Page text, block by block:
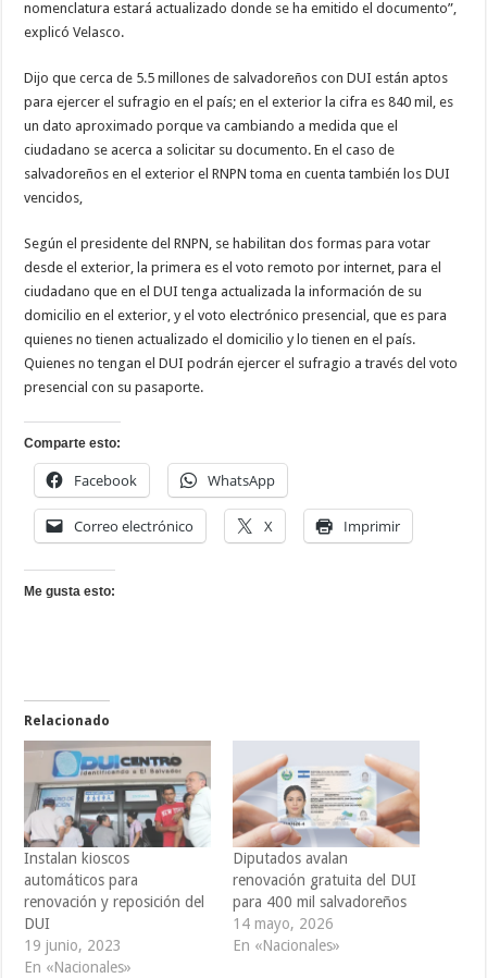
nomenclatura estará actualizado donde se ha emitido el documento”,
explicó Velasco.
Dijo que cerca de 5.5 millones de salvadoreños con DUI están aptos
para ejercer el sufragio en el país; en el exterior la cifra es 840 mil, es
un dato aproximado porque va cambiando a medida que el
ciudadano se acerca a solicitar su documento. En el caso de
salvadoreños en el exterior el RNPN toma en cuenta también los DUI
vencidos,
Según el presidente del RNPN, se habilitan dos formas para votar
desde el exterior, la primera es el voto remoto por internet, para el
ciudadano que en el DUI tenga actualizada la información de su
domicilio en el exterior, y el voto electrónico presencial, que es para
quienes no tienen actualizado el domicilio y lo tienen en el país.
Quienes no tengan el DUI podrán ejercer el sufragio a través del voto
presencial con su pasaporte.
Comparte esto:
Facebook WhatsApp
Correo electrónico X Imprimir
Me gusta esto:
Relacionado
Instalan kioscos
automáticos para
renovación y reposición del
DUI
19 junio, 2023
En «Nacionales»
Diputados avalan
renovación gratuita del DUI
para 400 mil salvadoreños
14 mayo, 2026
En «Nacionales»